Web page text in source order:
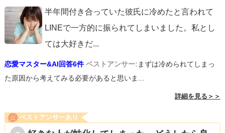
半年間付き合っていた彼氏に冷めたと言われて
LINEで一方的に振られてしまいました。私とし
ては大好きだ...
恋愛マスター&AI回答6件 ベストアンサー:まずは冷められてしまっ
た原因から考えてみる必要があると思いま...
詳細を見る＞＞
ベストアンサーあり